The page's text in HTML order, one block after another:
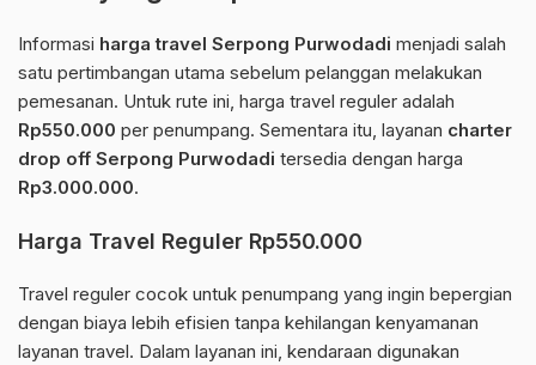
Informasi harga travel Serpong Purwodadi menjadi salah
satu pertimbangan utama sebelum pelanggan melakukan
pemesanan. Untuk rute ini, harga travel reguler adalah
Rp550.000 per penumpang. Sementara itu, layanan charter
drop off Serpong Purwodadi tersedia dengan harga
Rp3.000.000.
Harga Travel Reguler Rp550.000
Travel reguler cocok untuk penumpang yang ingin bepergian
dengan biaya lebih efisien tanpa kehilangan kenyamanan
layanan travel. Dalam layanan ini, kendaraan digunakan